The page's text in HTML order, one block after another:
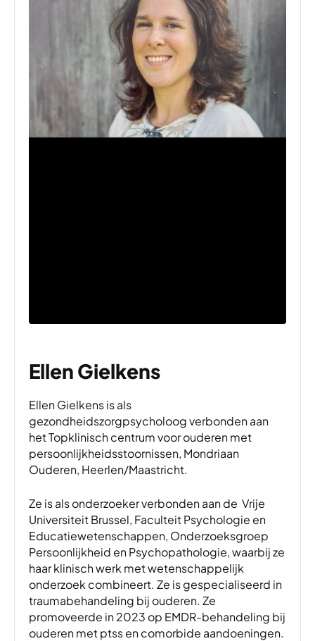
Ellen Gielkens
Ellen Gielkens is als
gezondheidszorgpsycholoog verbonden aan
het Topklinisch centrum voor ouderen met
persoonlijkheidsstoornissen, Mondriaan
Ouderen, Heerlen/Maastricht.
Ze is als onderzoeker verbonden aan de Vrije
Universiteit Brussel, Faculteit Psychologie en
Educatiewetenschappen, Onderzoeksgroep
Persoonlijkheid en Psychopathologie, waarbij ze
haar klinisch werk met wetenschappelijk
onderzoek combineert. Ze is gespecialiseerd in
traumabehandeling bij ouderen. Ze
promoveerde in 2023 op EMDR-behandeling bij
ouderen met ptss en comorbide aandoeningen.